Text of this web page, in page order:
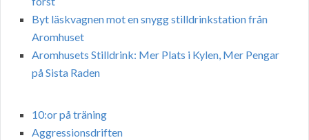
Byt läskvagnen mot en snygg stilldrinkstation från
Aromhuset
Aromhusets Stilldrink: Mer Plats i Kylen, Mer Pengar
på Sista Raden
10:or på träning
Aggressionsdriften